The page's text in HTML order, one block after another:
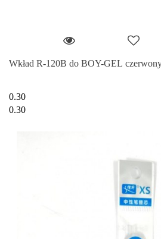
Wkład R-120B do BOY-GEL
0.30
0.30